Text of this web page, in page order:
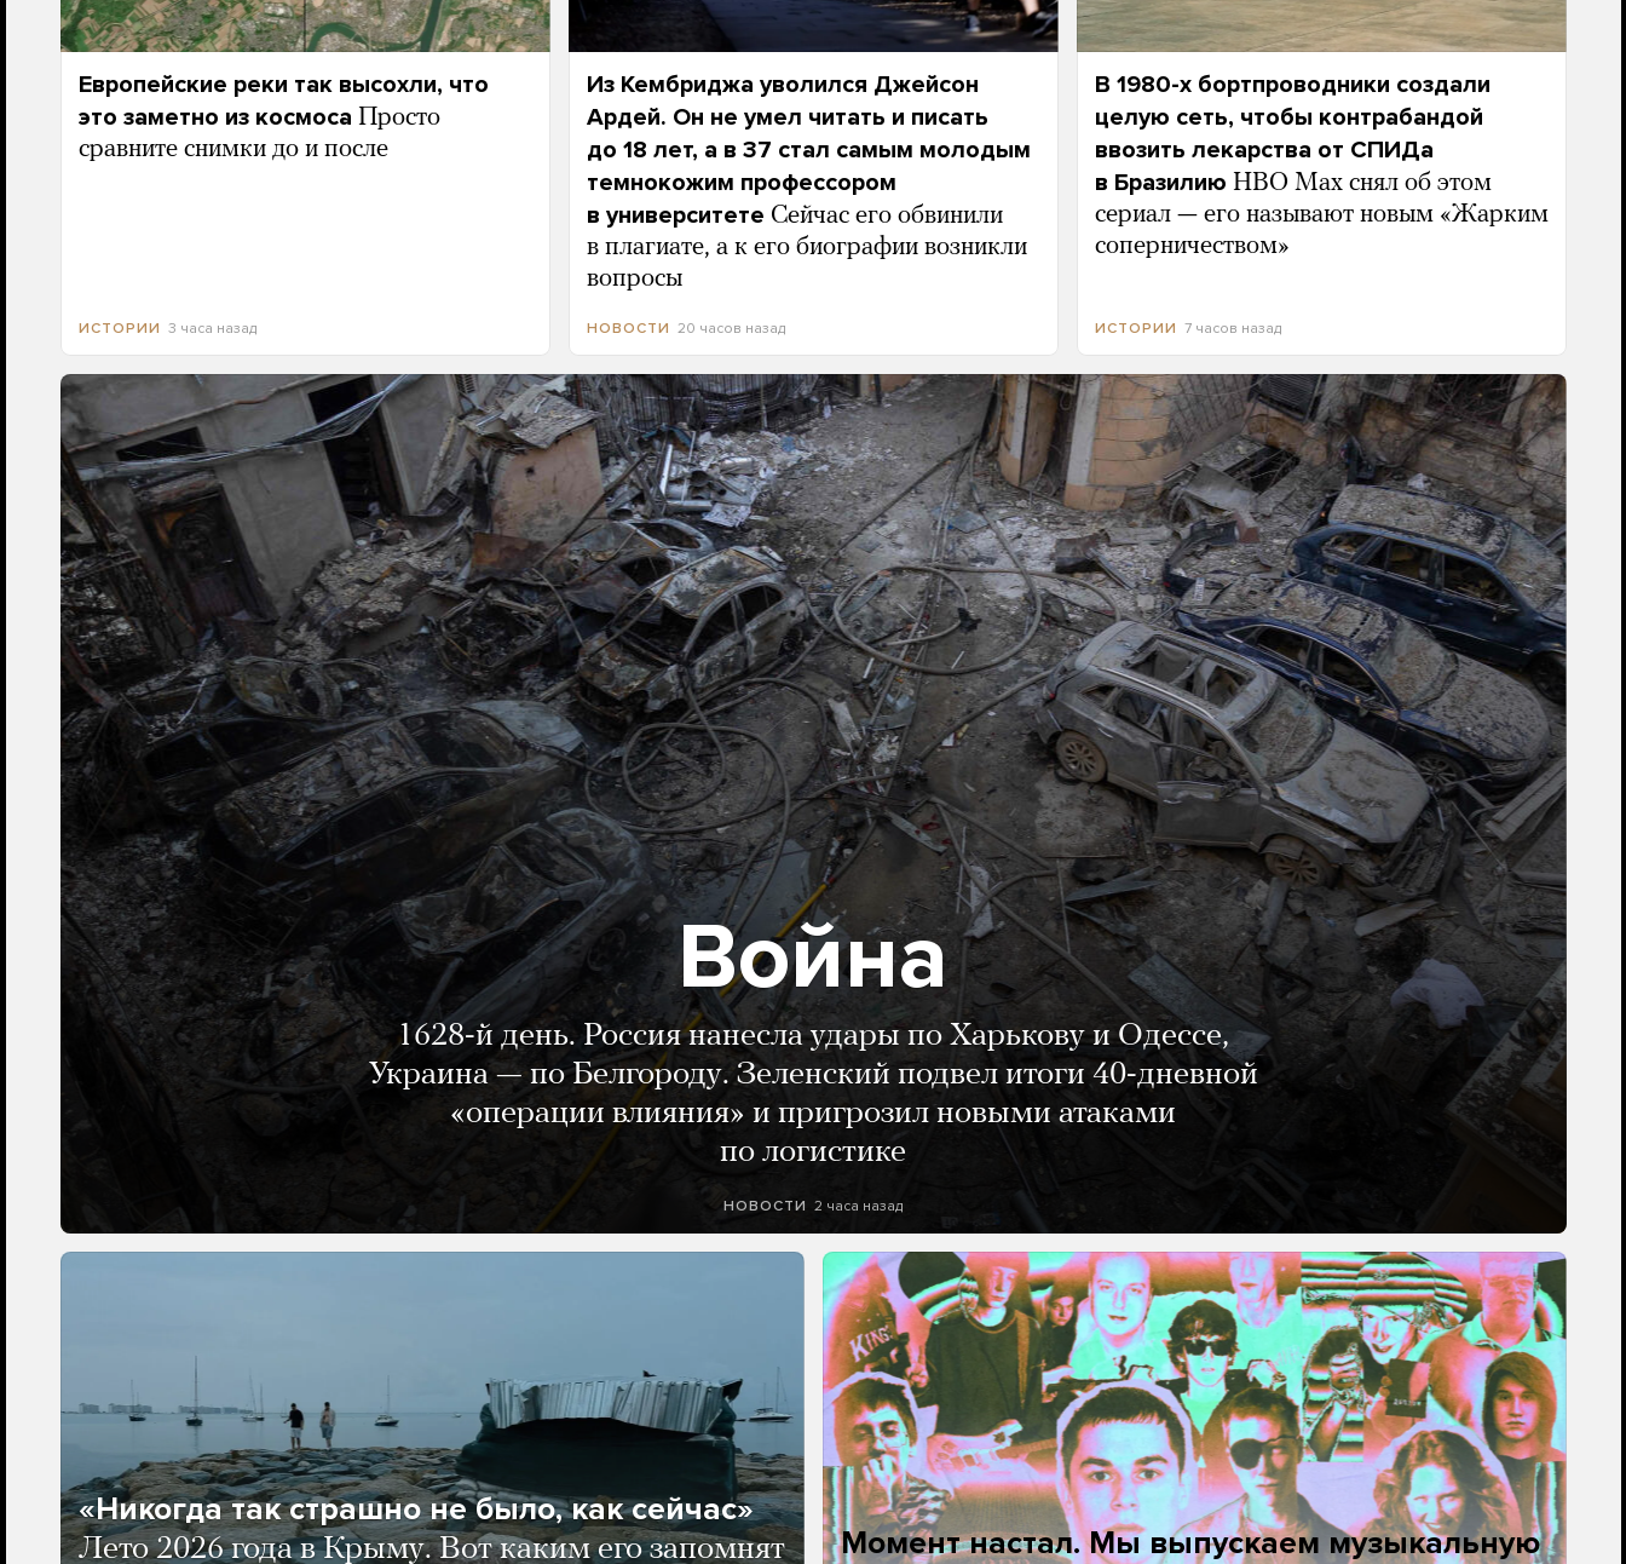
Европейские реки так высохли, что
это заметно из космоса Просто
сравните снимки до и после
ИСТОРИИ 3 часа назад
Из Кембриджа уволился Джейсон
Ардей. Он не умел читать и писать
до 18 лет, а в 37 стал самым молодым
темнокожим профессором
в университете Сейчас его обвинили
в плагиате, а к его биографии возникли
вопросы
НОВОСТИ 20 часов назад
В 1980-х бортпроводники создали
целую сеть, чтобы контрабандой
ввозить лекарства от СПИДа
в Бразилию HBO Max снял об этом
сериал — его называют новым «Жарким
соперничеством»
ИСТОРИИ 7 часов назад
Война
1628-й день. Россия нанесла удары по Харькову и Одессе,
Украина — по Белгороду. Зеленский подвел итоги 40-дневной
«операции влияния» и пригрозил новыми атаками
по логистике
НОВОСТИ 2 часа назад
«Никогда так страшно не было, как сейчас»
Лето 2026 года в Крыму. Вот каким его запомнят Момент настал. Мы выпускаем музыкальную